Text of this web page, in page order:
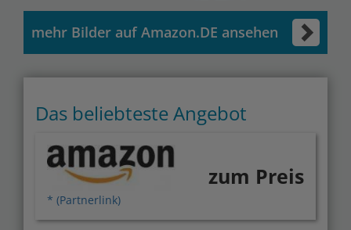
mehr Bilder auf Amazon.DE ansehen
Das beliebteste Angebot
* (Partnerlink)
zum Preis